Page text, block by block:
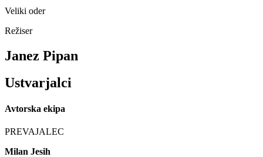
Veliki oder
Režiser
Janez Pipan
Ustvarjalci
Avtorska ekipa
PREVAJALEC
Milan Jesih